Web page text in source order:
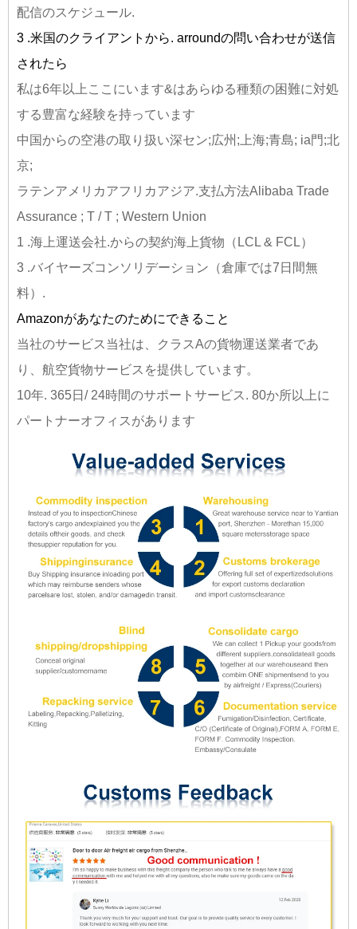
配信のスケジュール.
3 .米国のクライアントから. arroundの問い合わせが送信
されたら
私は6年以上ここにいます&はあらゆる種類の困難に対処
する豊富な経験を持っています
中国からの空港の取り扱い深セン;広州;上海;青島; ia門;北
京;
ラテンアメリカアフリカアジア.支払方法Alibaba Trade
Assurance ; T / T ; Western Union
1 .海上運送会社.からの契約海上貨物（LCL & FCL）
3 .バイヤーズコンソリデーション（倉庫では7日間無
料）.
Amazonがあなたのためにできること
当社のサービス当社は、クラスAの貨物運送業者であ
り、航空貨物サービスを提供しています。
10年. 365日/ 24時間のサポートサービス. 80か所以上に
パートナーオフィスがあります